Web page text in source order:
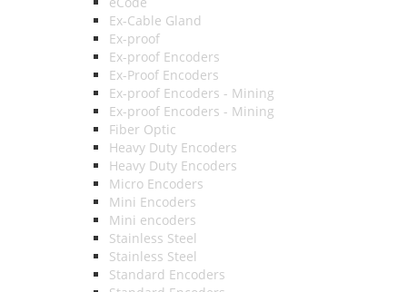
Ex-Cable Gland
Ex-proof
Ex-proof Encoders
Ex-Proof Encoders
Ex-proof Encoders - Mining
Ex-proof Encoders - Mining
Fiber Optic
Heavy Duty Encoders
Heavy Duty Encoders
Micro Encoders
Mini Encoders
Mini encoders
Stainless Steel
Stainless Steel
Standard Encoders